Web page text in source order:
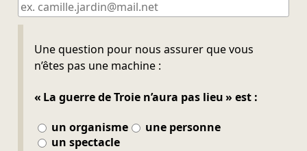
Une question pour nous assurer que vous
n’êtes pas une machine :
« La guerre de Troie n’aura pas lieu » est :
un organisme
une personne
un spectacle
Ne pas remplir